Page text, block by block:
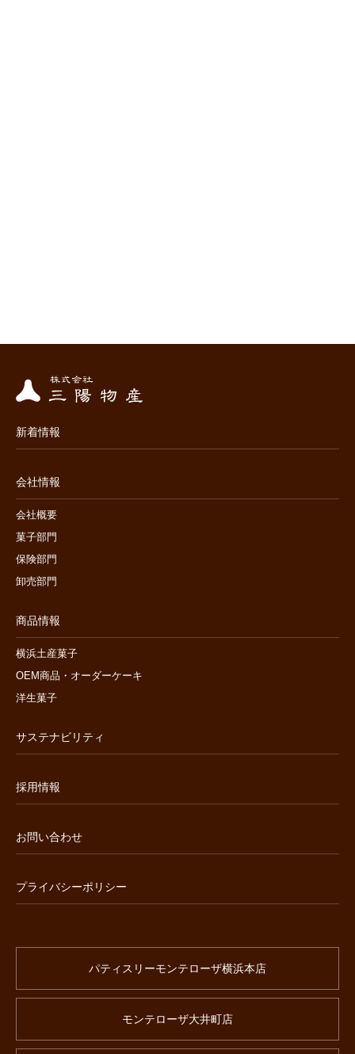
新着情報
会社情報
会社概要
菓子部門
保険部門
卸売部門
商品情報
横浜土産菓子
OEM商品・オーダーケーキ
洋生菓子
サステナビリティ
採用情報
お問い合わせ
プライバシーポリシー
パティスリーモンテローザ横浜本店
モンテローザ大井町店